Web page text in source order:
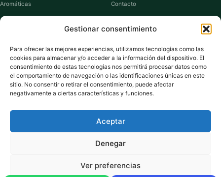
Gestionar consentimiento
Para ofrecer las mejores experiencias, utilizamos tecnologías como las
cookies para almacenar y/o acceder a la información del dispositivo. El
consentimiento de estas tecnologías nos permitirá procesar datos como
el comportamiento de navegación o las identificaciones únicas en este
sitio. No consentir o retirar el consentimiento, puede afectar
negativamente a ciertas características y funciones.
Aceptar
Denegar
Ver preferencias
Aromáticas
Suculentas
Contacto
VIVERO PLANTAS
Sobre nosotros
Puntos y recompensas
Cookies